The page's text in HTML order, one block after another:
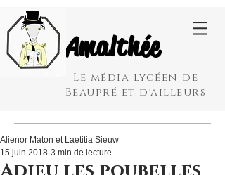
Amalthée
Le média lycéen de
Beaupré et d'ailleurs
Alienor Maton et Laetitia Sieuw
15 juin 2018 3 min de lecture